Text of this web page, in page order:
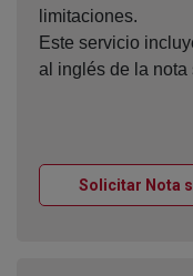
limitaciones.
Este servicio
al inglés de la nota
Solicitar Nota